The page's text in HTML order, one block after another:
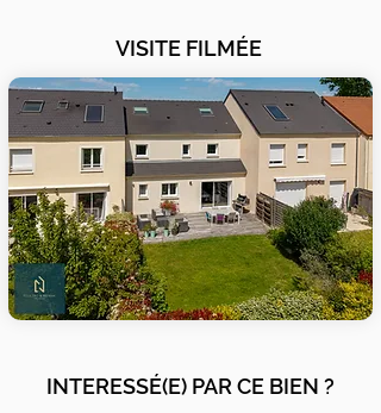
VISITE FILMÉE
INTERESSÉ(E) PAR CE BIEN ?